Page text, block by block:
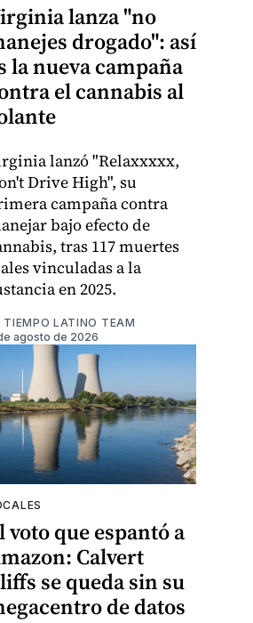
lanza "no
drogado": así
la nueva campaña
el cannabis al
lanzó "Relaxxxxx,
Drive High", su
campaña contra
bajo efecto de
tras 117 muertes
vinculadas a la
en 2025.
TIEMPO LATINO TEAM
agosto de 2026
voto que espantó a
Calvert
se queda sin su
de datos